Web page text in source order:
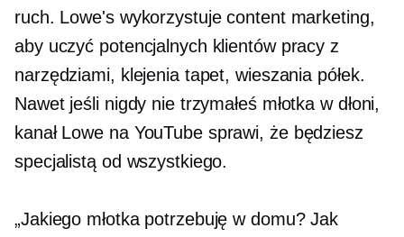
ruch. Lowe's wykorzystuje content marketing,
aby uczyć potencjalnych klientów pracy z
narzędziami, klejenia tapet, wieszania półek.
Nawet jeśli nigdy nie trzymałeś młotka w dłoni,
kanał Lowe na YouTube sprawi, że będziesz
specjalistą od wszystkiego.
„Jakiego młotka potrzebuję w domu? Jak